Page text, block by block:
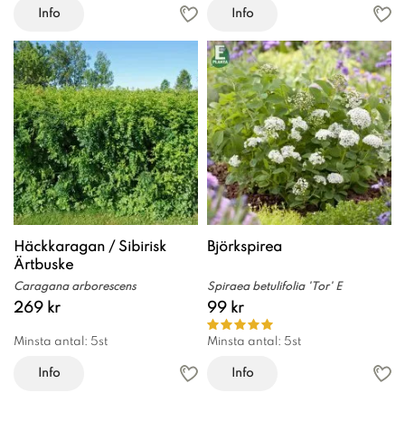
Info Info
Häckkaragan / Sibirisk
Ärtbuske
Caragana arborescens
269 kr
Minsta antal: 5st
Info
Björkspirea
Spiraea betulifolia 'Tor' E
99 kr
Minsta antal: 5st
Info